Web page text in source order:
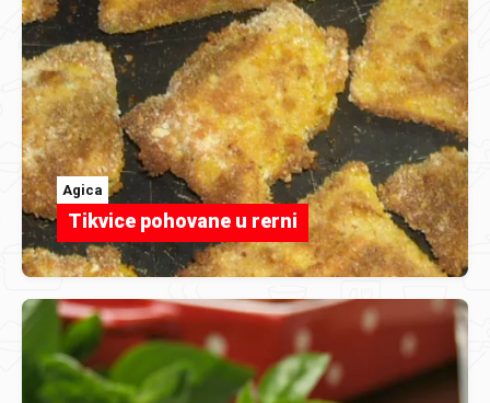
Agica
Tikvice pohovane u rerni